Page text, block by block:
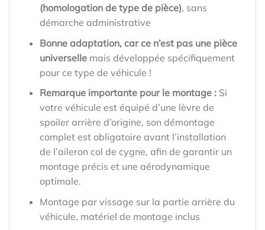
(homologation de type de pièce), sans
démarche administrative
Bonne adaptation, car ce n’est pas une pièce
universellemais développée spécifiquement
pour ce type de véhicule !
Remarque importante pour le montage : Si
votre véhicule est équipé d’une lèvre de
spoiler arrière d’origine, son démontage
complet est obligatoire avant l’installation
de l’aileron col de cygne, afin de garantir un
montage précis et une aérodynamique
optimale.
Montage par vissage sur la partie arrière du
véhicule, matériel de montage inclus